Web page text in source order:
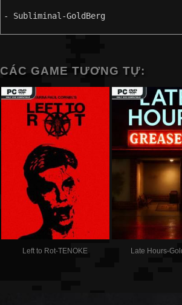
- Subliminal-GoldBerg
CÁC GAME TƯƠNG TỰ:
Left to Rot-TENOKE Late Hours-